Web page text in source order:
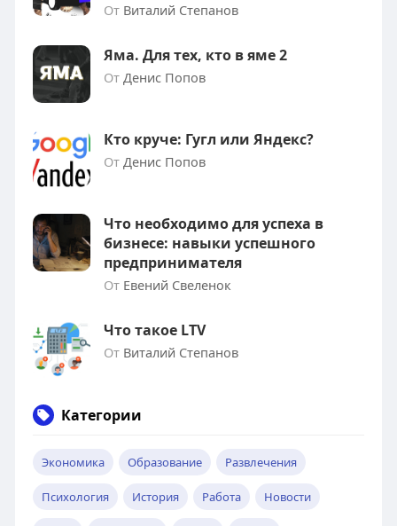
От Виталий Степанов
Яма. Для тех, кто в яме 2
От Денис Попов
Кто круче: Гугл или Яндекс?
От Денис Попов
Что необходимо для успеха в
бизнесе: навыки успешного
предпринимателя
От Евений Свеленок
Что такое LTV
От Виталий Степанов
Категории
Экономика Образование Развлечения
Психология История Работа Новости